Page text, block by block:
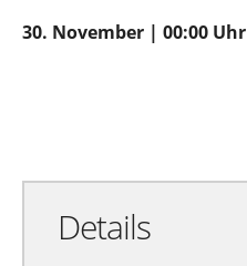
30. November | 00:00 Uhr
Details